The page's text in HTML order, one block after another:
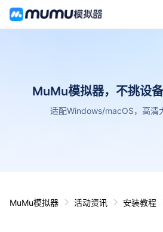
MuMu模拟器，不挑设备
适配Windows/macOS，高清
MuMu模拟器 活动资讯 安装教程